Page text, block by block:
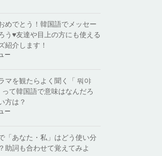
めでとう！韓国語でメッセー
う♥友達や目上の方にも使える
紹介します！
ー
マを観たらよく聞く「 뭐야
って韓国語で意味はなんだろ
方は？
ー
「あなた・私」はどう使い分
助詞も合わせて覚えてみよ